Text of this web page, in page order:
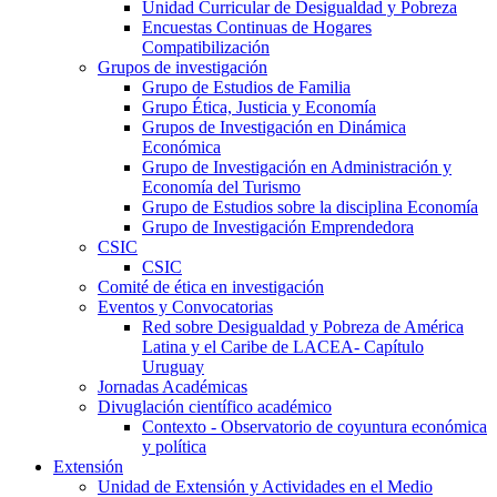
Unidad Curricular de Desigualdad y Pobreza
Encuestas Continuas de Hogares
Compatibilización
Grupos de investigación
Grupo de Estudios de Familia
Grupo Ética, Justicia y Economía
Grupos de Investigación en Dinámica
Económica
Grupo de Investigación en Administración y
Economía del Turismo
Grupo de Estudios sobre la disciplina Economía
Grupo de Investigación Emprendedora
CSIC
CSIC
Comité de ética en investigación
Eventos y Convocatorias
Red sobre Desigualdad y Pobreza de América
Latina y el Caribe de LACEA- Capítulo
Uruguay
Jornadas Académicas
Divuglación científico académico
Contexto - Observatorio de coyuntura económica
y política
Extensión
Unidad de Extensión y Actividades en el Medio